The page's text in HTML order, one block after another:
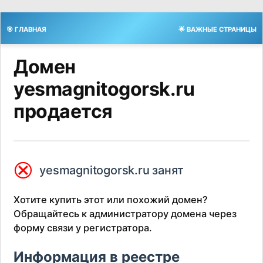
🎯 ГЛАВНАЯ 🌟 ВАЖНЫЕ СТРАНИЦЫ
Домен
yesmagnitogorsk.ru
продается
⮿ yesmagnitogorsk.ru занят
Хотите купить этот или похожий домен?
Обращайтесь к администратору домена через
форму связи у регистратора.
Информация в реестре